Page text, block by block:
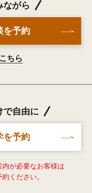
ながら
を予約
ちら
で自由に
を予約
が必要なお客様は
ください。